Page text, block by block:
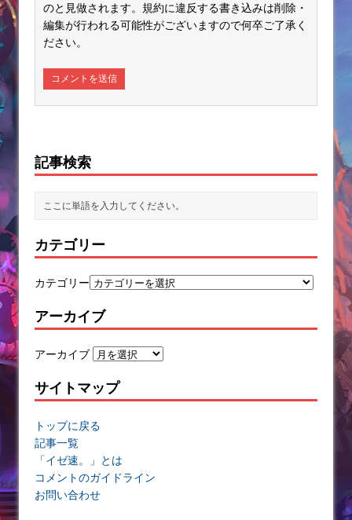
のと見做されます。規約に違反する書き込みは削除・
編集が行われる可能性がございますので何卒ご了承く
ださい。
記事検索
カテゴリー
カテゴリー
アーカイブ
アーカイブ
サイトマップ
トップに戻る
記事一覧
「イゼ速。」とは
コメントのガイドライン
お問い合わせ